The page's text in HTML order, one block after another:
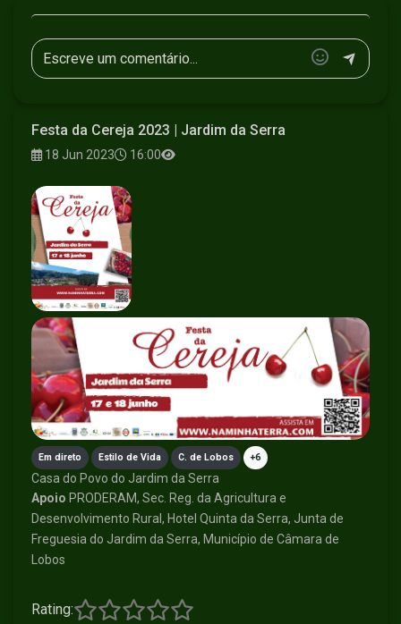
Festa da Cereja 2023 | Jardim da Serra
18 Jun 2023 16:00
Em direto Estilo de Vida C. de Lobos +6
Casa do Povo do Jardim da Serra
Apoio PRODERAM, Sec. Reg. da Agricultura e
Desenvolvimento Rural, Hotel Quinta da Serra, Junta de
Freguesia do Jardim da Serra, Município de Câmara de
Lobos
Rating: